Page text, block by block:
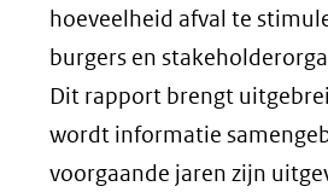
hoeveelheid afval te
burgers en
Dit rapport brengt
wordt informatie
voorgaande jaren zijn